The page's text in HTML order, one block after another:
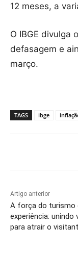
12 meses, a
O IBGE divulga
defasagem e
março.
TAGS ibge
Artigo anterior
A força do turismo
experiência: unindo
para atrair o